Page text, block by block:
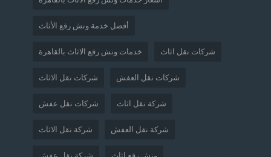
أفضل خدمة ونش رفع الأثاث
خدمات ونش رفع الاثاث بالقاهرة شركات نقل اثاث
شركات نقل الاثاث شركات نقل العفش
شركات نقل عفش شركة نقل اثاث
شركة نقل الاثاث شركة نقل العفش